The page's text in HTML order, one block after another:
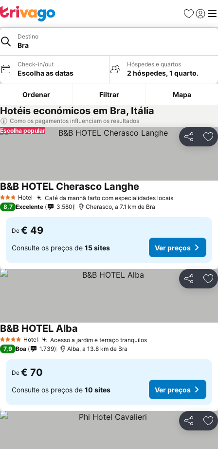
Favoritos
Iniciar
Destino
Bra
Check-in/out
Escolha as datas
Hóspedes e quartos
2 hóspedes, 1 quarto.
Ordenar Filtrar Mapa
Hotéis económicos em Bra, Itália
Como os pagamentos influenciam os resultados
Partilhar
Escolha popular
3 EstrelasHotel Café da manhã farto com especialidades locais
B&B HOTEL Cherasco Langhe
8,7 Excelente 3.580 Cherasco, a 7.1 km de Bra
De € 49
Consulte os preços de 15 sites Ver preços
Partilhar
4 EstrelasHotel Acesso a jardim e terraço tranquilos
B&B HOTEL Alba
7,9 Boa 1.739 Alba, a 13.8 km de Bra
De € 70
Consulte os preços de 10 sites Ver preços
Partilhar